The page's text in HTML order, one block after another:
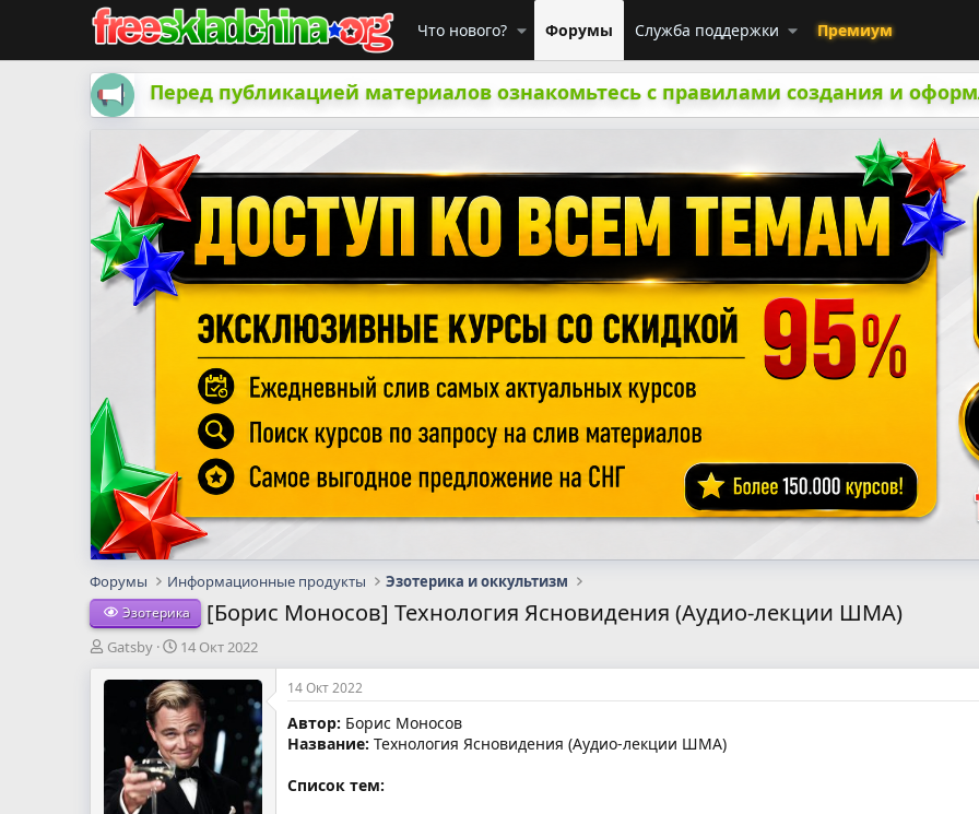
Что нового? Форумы Служба поддержки Премиум
Перед публикацией материалов ознакомьтесь с правилами создания и
Форумы Информационные продукты Эзотерика и оккультизм
Эзотерика [Борис Моносов] Технология Ясновидения (Аудио-лекции ШМА)
А
т
м
ы
Gatsby
Д
т
а
н
а
ч
а
л
14 Окт 2022
14 Окт 2022
Автор: Борис Моносов
Название: Технология Ясновидения (Аудио-лекции ШМА)
Список тем: